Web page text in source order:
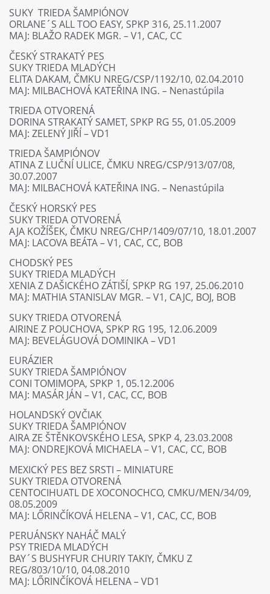
SUKY TRIEDA ŠAMPIÓNOV
ORLANE´S ALL TOO EASY, SPKP 316, 25.11.2007
MAJ: BLAŽO RADEK MGR. – V1, CAC, CC
ČESKÝ STRAKATÝ PES
SUKY TRIEDA MLADÝCH
ELITA DAKAM, ČMKU NREG/CSP/1192/10, 02.04.2010
MAJ: MILBACHOVÁ KATEŘINA ING. – Nenastúpila
TRIEDA OTVORENÁ
DORINA STRAKATÝ SAMET, SPKP RG 55, 01.05.2009
MAJ: ZELENÝ JIŘÍ – VD1
TRIEDA ŠAMPIÓNOV
ATINA Z LUČNÍ ULICE, ČMKU NREG/CSP/913/07/08,
30.07.2007
MAJ: MILBACHOVÁ KATEŘINA ING. – Nenastúpila
ČESKÝ HORSKÝ PES
SUKY TRIEDA OTVORENÁ
AJA KOŽÍŠEK, ČMKU NREG/CHP/1409/07/10, 18.01.2007
MAJ: LACOVA BEÁTA – V1, CAC, CC, BOB
CHODSKÝ PES
SUKY TRIEDA MLADÝCH
XENIA Z DAŠICKÉHO ZÁTIŠÍ, SPKP RG 197, 25.06.2010
MAJ: MATHIA STANISLAV MGR. – V1, CAJC, BOJ, BOB
SUKY TRIEDA OTVORENÁ
AIRINE Z POUCHOVA, SPKP RG 195, 12.06.2009
MAJ: BEVELÁGUOVÁ DOMINIKA – VD1
EURÁZIER
SUKY TRIEDA ŠAMPIÓNOV
CONI TOMIMOPA, SPKP 1, 05.12.2006
MAJ: MASÁR JÁN – V1, CAC, CC, BOB
HOLANDSKÝ OVČIAK
SUKY TRIEDA ŠAMPIÓNOV
AIRA ZE ŠTĚNKOVSKÉHO LESA, SPKP 4, 23.03.2008
MAJ: ONDREJKOVÁ MICHAELA – V1, CAC, CC, BOB
MEXICKÝ PES BEZ SRSTI – MINIATURE
SUKY TRIEDA OTVORENÁ
CENTOCIHUATL DE XOCONOCHCO, CMKU/MEN/34/09,
08.05.2009
MAJ: LŐRINČÍKOVÁ HELENA – V1, CAC, CC, BOB
PERUÁNSKY NAHÁČ MALÝ
PSY TRIEDA MLADÝCH
BAY´S BUSHYFUR CHURIY TAKIY, ČMKU Z
REG/803/10/10, 04.08.2010
MAJ: LŐRINČÍKOVÁ HELENA – VD1